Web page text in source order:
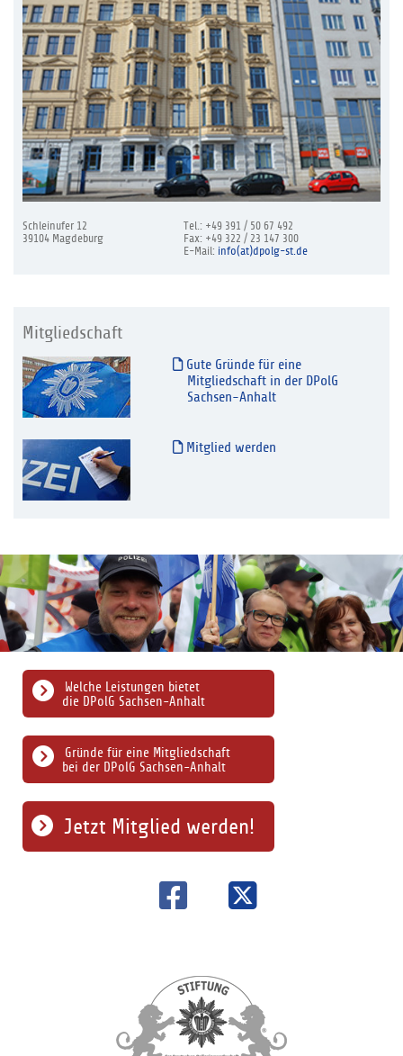
Schleinufer 12
39104 Magdeburg
Tel.: +49 391 / 50 67 492
Fax: +49 322 / 23 147 300
E-Mail: info(at)dpolg-st.de
Mitgliedschaft
Gute Gründe für eine
Mitgliedschaft in der DPolG
Sachsen-Anhalt
Mitglied werden
Gründe für eine Mitgliedschaft
bei der DPolG Sachsen-Anhalt
Welche Leistungen bietet
die DPolG Sachsen-Anhalt
Jetzt Mitglied werden!